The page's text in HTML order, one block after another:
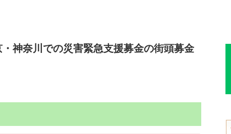
神奈川での災害緊急支援募金の街頭募金